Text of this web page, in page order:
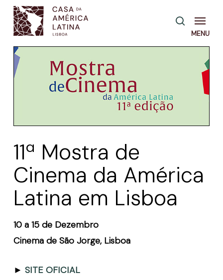
Skip
main
content
pesquisa
Menu
11ª Mostra de
Cinema da América
Latina em Lisboa
10 a 15 de Dezembro
Cinema de São Jorge, Lisboa
► SITE OFICIAL